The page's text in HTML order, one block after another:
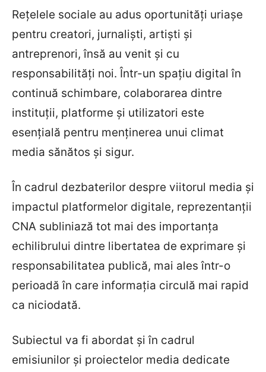
Rețelele sociale au adus oportunități uriașe
pentru creatori, jurnaliști, artiști și
antreprenori, însă au venit și cu
responsabilități noi. Într-un spațiu digital în
continuă schimbare, colaborarea dintre
instituții, platforme și utilizatori este
esențială pentru menținerea unui climat
media sănătos și sigur.
În cadrul dezbaterilor despre viitorul media și
impactul platformelor digitale, reprezentanții
CNA subliniază tot mai des importanța
echilibrului dintre libertatea de exprimare și
responsabilitatea publică, mai ales într-o
perioadă în care informația circulă mai rapid
ca niciodată.
Subiectul va fi abordat și în cadrul
emisiunilor și proiectelor media dedicate